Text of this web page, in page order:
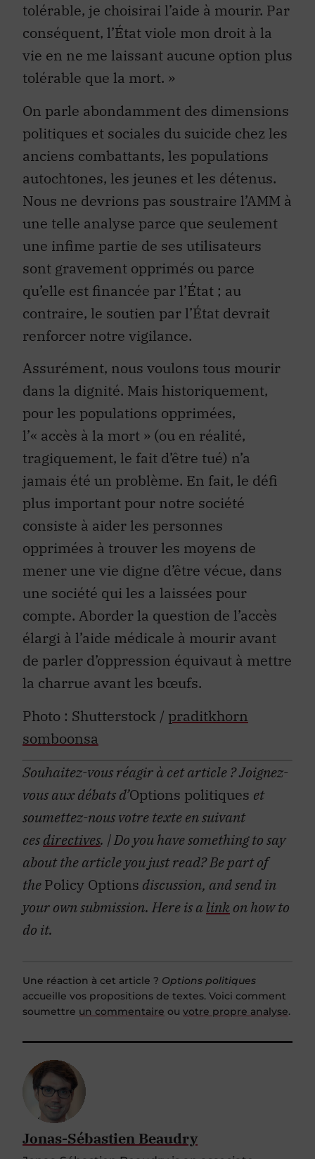
tolérable, je choisirai l’aide à mourir. Par
conséquent, l’État viole mon droit à la
vie en ne me laissant aucune option plus
tolérable que la mort. »
On parle abondamment des dimensions
politiques et sociales du suicide chez les
anciens combattants, les populations
autochtones, les jeunes et les détenus.
Nous ne devrions pas soustraire l’AMM à
une telle analyse parce que seulement
une infime partie de ses utilisateurs
sont gravement opprimés ou parce
qu’elle est financée par l’État ; au
contraire, le soutien par l’État devrait
renforcer notre vigilance.
Assurément, nous voulons tous mourir
dans la dignité. Mais historiquement,
pour les populations opprimées,
l’« accès à la mort » (ou en réalité,
tragiquement, le fait d’être tué) n’a
jamais été un problème. En fait, le défi
plus important pour notre société
consiste à aider les personnes
opprimées à trouver les moyens de
mener une vie digne d’être vécue, dans
une société qui les a laissées pour
compte. Aborder la question de l’accès
élargi à l’aide médicale à mourir avant
de parler d’oppression équivaut à mettre
la charrue avant les bœufs.
Photo : Shutterstock / praditkhorn
somboonsa
Souhaitez-vous réagir à cet article ?Joignez-
vous aux débats d’Options politiques et
soumettez-nous votre texte en suivant
cesdirectives. | Do you have something to say
about the article you just read? Be part of
thePolicy Options discussion, and send in
your own submission. Here is alink on how to
do it.
Une réaction à cet article ? Options politiques
accueille vos propositions de textes. Voici comment
soumettre un commentaire ou votre propre analyse.
Jonas-Sébastien Beaudry